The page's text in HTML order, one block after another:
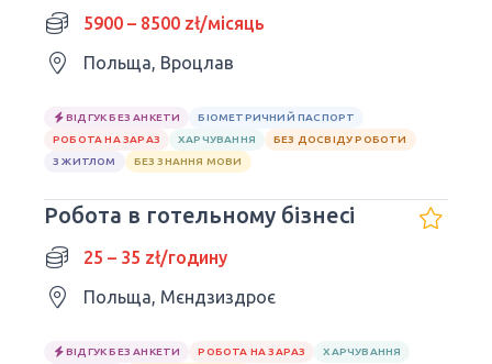
5900 – 8500 zł/місяць
Польща, Вроцлав
ВІДГУК БЕЗ АНКЕТИ
БІОМЕТРИЧНИЙ ПАСПОРТ
РОБОТА НА ЗАРАЗ
ХАРЧУВАННЯ
БЕЗ ДОСВІДУ РОБОТИ
З ЖИТЛОМ
БЕЗ ЗНАННЯ МОВИ
Робота в готельному бізнесі
25 – 35 zł/годину
Польща, Мєндзиздроє
ВІДГУК БЕЗ АНКЕТИ РОБОТА НА ЗАРАЗ
ХАРЧУВАННЯ